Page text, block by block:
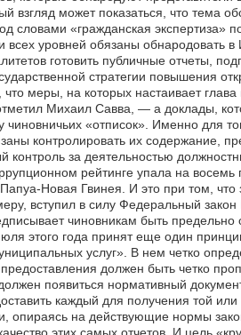
взгляд может показаться, что тема
словами «гражданская экспертиза»
всех уровней обязаны
готовить публичные отчеты,
стратегии повышения
меры, на которых настаивает глава
Михаил Савва, — а доклады,
чиновничьих «отписок». Именно для
контролировать их содержание,
контроль за деятельностью
рейтинге упала на
Новая Гвинея. И это при том,
вступил в силу Федеральный
чиновникам быть
этого года принят еще один
услуг». В нем четко
должен быть четко
появиться нормативный
каждый для получения той
опираясь на действующие нормы